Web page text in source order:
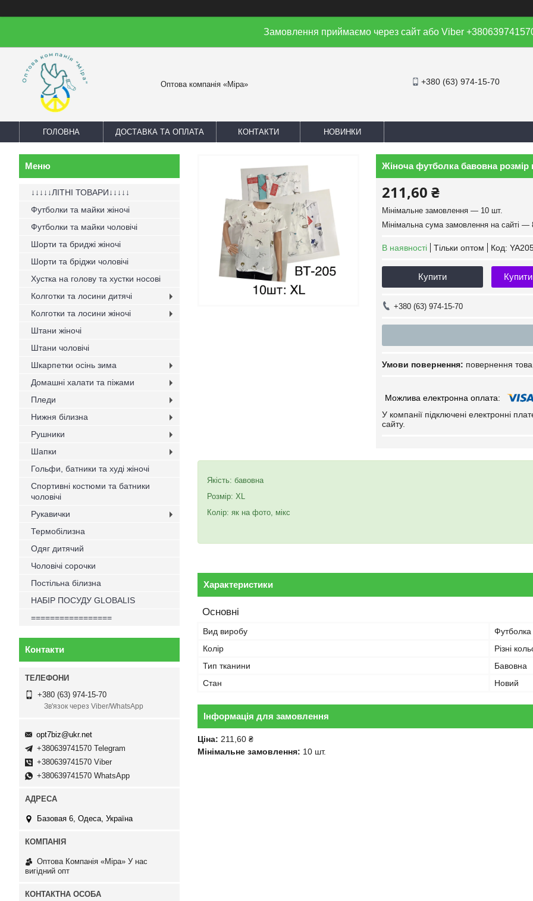
Замовлення приймаємо через сайт або Viber
Оптова компанія «Міра» +380 (63) 974-15-70
ГОЛОВНА ДОСТАВКА ТА ОПЛАТА КОНТАКТИ НОВИНКИ
Жіноча футболка бавовна розмір
211,60 ₴
Мінімальне замовлення — 10 шт.
Мінімальна сума замовлення на сайті —
В наявності Тільки оптом Код:
Купити
+380 (63) 974-15-70
повернення
У компанії підключені електронні
сайту.
Якість: бавовна
Розмір: XL
Колір: як на фото, мікс
Характеристики
Основні
Вид виробу
Футболка
Колір
Різні
Тип тканини
Бавовна
Стан
Новий
Інформація для замовлення
Ціна: 211,60 ₴
Мінімальне замовлення: 10 шт.
↓↓↓↓↓ЛІТНІ ТОВАРИ↓↓↓↓↓
Футболки та майки жіночі
Футболки та майки чоловічі
Шорти та бриджі жіночі
Шорти та бріджи чоловічі
Хустка на голову та хустки носові
Колготки та лосини дитячі
Колготки та лосини жіночі
Штани жіночі
Штани чоловічі
Шкарпетки осінь зима
Домашні халати та піжами
Пледи
Нижня білизна
Рушники
Шапки
Гольфи, батники та худі жіночі
Спортивні костюми та батники
чоловічі
Рукавички
Термобілизна
Одяг дитячий
Чоловічі сорочки
Постільна білизна
НАБІР ПОСУДУ GLOBALIS
=================
Контакти
+380 (63) 974-15-70
Зв'язок через Viber/WhatsApp
opt7biz@ukr.net
+380639741570 Telegram
+380639741570 Viber
+380639741570 WhatsApp
Базовая 6, Одеса, Україна
Оптова Компанія «Міра» У нас
вигідний опт